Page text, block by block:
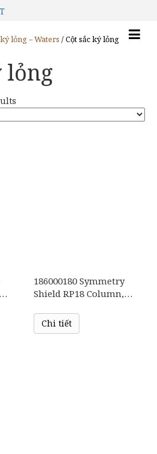
lỏng – Waters / Cột sắc ký lỏng
lỏng
186000180 Symmetry
Shield RP18 Column,
150 mm, 1/pk
Chi tiết